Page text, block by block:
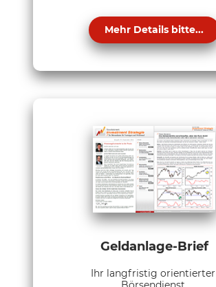
Mehr Details bitte...
Geldanlage-Brief
Ihr langfristig orientierter